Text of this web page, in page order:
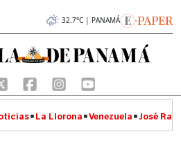
32.7°C | PANAMÁ
La Llorona Venezuela José